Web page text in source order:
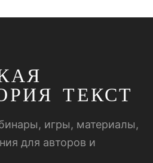
ТЕКСТ
игры, материалы,
для авторов и